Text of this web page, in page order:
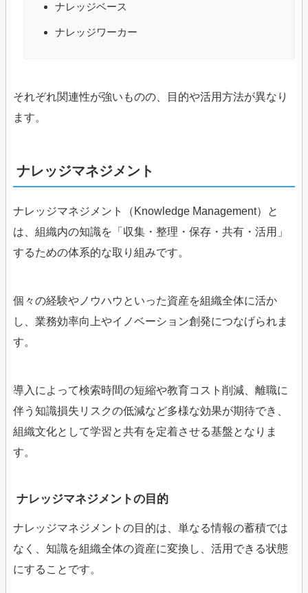
ナレッジベース
ナレッジワーカー
それぞれ関連性が強いものの、目的や活用方法が異なり
ます。
ナレッジマネジメント
ナレッジマネジメント（Knowledge Management）と
は、組織内の知識を「収集・整理・保存・共有・活用」
するための体系的な取り組みです。
個々の経験やノウハウといった資産を組織全体に活か
し、業務効率向上やイノベーション創発につなげられま
す。
導入によって検索時間の短縮や教育コスト削減、離職に
伴う知識損失リスクの低減など多様な効果が期待でき、
組織文化として学習と共有を定着させる基盤となりま
す。
ナレッジマネジメントの目的
ナレッジマネジメントの目的は、単なる情報の蓄積では
なく、知識を組織全体の資産に変換し、活用できる状態
にすることです。